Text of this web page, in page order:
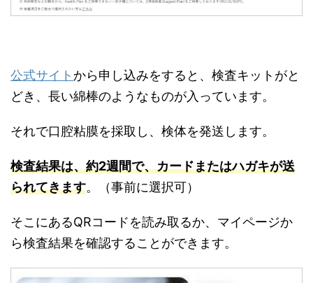
公式サイトから申し込みをすると、検査キットがと
どき、長い綿棒のようなものが入っています。
それで口腔粘膜を採取し、検体を発送します。
検査結果は、約2週間で、カードまたはハガキが送
られてきます。（事前に選択可）
そこにあるQRコードを読み取るか、マイページか
ら検査結果を確認することができます。